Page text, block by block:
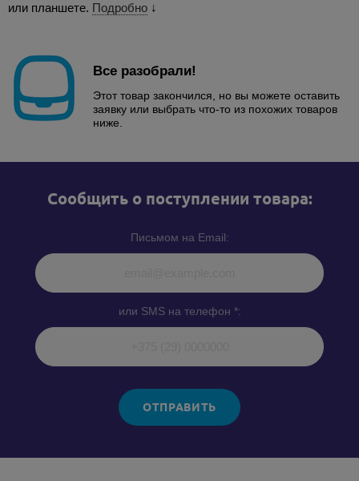
или планшете. Подробно ↓
Все разобрали!
Этот товар закончился, но вы можете оставить
заявку или выбрать что-то из похожих товаров
ниже.
Cообщить о поступлении товара:
Письмом на Email:
или SMS на телефон *:
ОТПРАВИТЬ